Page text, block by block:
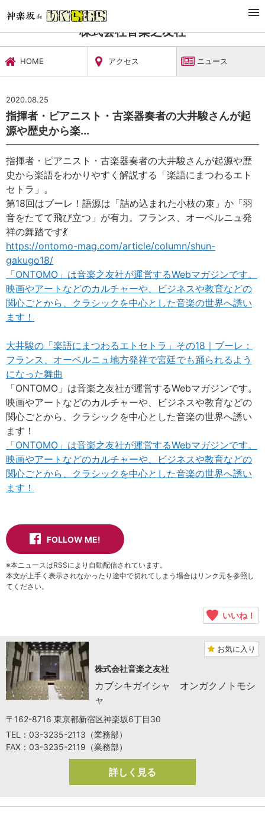
文化施設・ギャラリー
株式会社音楽之友社
HOME アクセス ニュース
2020.08.25
指揮者・ピアニスト・古楽器奏者の大井駿さんが起
源や歴史から楽...
指揮者・ピアニスト・古楽器奏者の大井駿さんが起源や歴
史から楽語をわかりやすく解説する「楽語にまつわるエト
セトラ」。
第18回はブーレ！語源は「詰め込まれた小枝の束」か「羽
音をたてて飛び立つ」が有力。フランス、オーベルニュ発
祥の舞踏です💃
https://ontomo-mag.com/article/column/shun-
gakugo18/
「ONTOMO」は音楽之友社が運営するWebマガジンです。
映画やアートなどのカルチャーや、ビジネスや教育などの
関心ごとから、クラシックを中心とした音楽の世界へ誘い
ます！
大井駿の「楽語にまつわるエトセトラ」その18｜ブーレ：
フランス、オーベルニュ地方発祥で宮廷でも踊られるよう
になった舞曲
「ONTOMO」は音楽之友社が運営するWebマガジンです。
映画やアートなどのカルチャーや、ビジネスや教育などの
関心ごとから、クラシックを中心とした音楽の世界へ誘い
ます！
「ONTOMO」は音楽之友社が運営するWebマガジンです。
映画やアートなどのカルチャーや、ビジネスや教育などの
関心ごとから、クラシックを中心とした音楽の世界へ誘い
ます！
FOLLOW ME!
※本ニュースはRSSにより自動配信されています。
本文が上手く表示されなかったり途中で切れてしまう場合はリンク元を参照し
てください。
いいね！
お気に入り
株式会社音楽之友社
カブシキガイシャ オンガクノトモシ
ャ
〒162-8716 東京都新宿区神楽坂6丁目30
TEL：03-3235-2113（業務部）
FAX：03-3235-2119（業務部）
詳しく見る